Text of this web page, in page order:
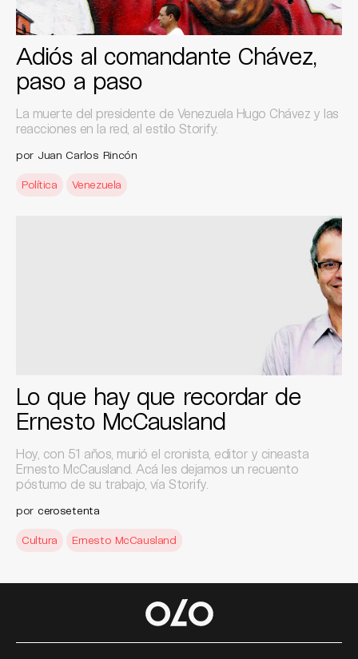
Adiós al comandante Chávez,
paso a paso
La muerte del presidente de Venezuela Hugo Chávez y las
reacciones en la red, al estilo Storify.
por Juan Carlos Rincón
Política Venezuela
Lo que hay que recordar de
Ernesto McCausland
Hoy, con 51 años, murió el cronista, editor y cineasta
Ernesto McCausland. Acá les dejamos un recuento
póstumo de su trabajo, vía Storify.
por cerosetenta
Cultura Ernesto McCausland